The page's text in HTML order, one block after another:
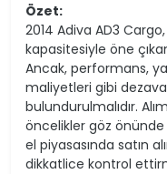
Özet:
2014 Adiva AD3
kapasitesiyle öne
Ancak, performans,
maliyetleri gibi
bulundurulmalıdır.
öncelikler göz
el piyasasında satın
dikkatlice kontrol